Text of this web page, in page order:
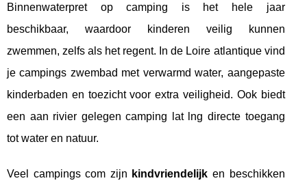
Binnenwaterpret op camping is het hele jaar
beschikbaar, waardoor kinderen veilig kunnen
zwemmen, zelfs als het regent. In de Loire atlantique vind
je campings zwembad met verwarmd water, aangepaste
kinderbaden en toezicht voor extra veiligheid. Ook biedt
een aan rivier gelegen camping lat lng directe toegang
tot water en natuur.
Veel campings com zijn kindvriendelijk en beschikken